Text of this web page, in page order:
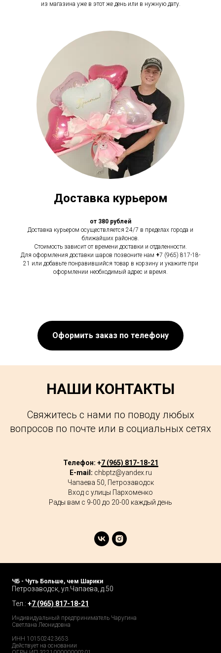
из магазина уже в этот же день или в нужную дату.
Доставка курьером
от 380 рублей
Доставка курьером осуществляется 24/7 в пределах города и
ближайших районов.
Стоимость зависит от времени доставки и отдаленности.
Для оформления доставки шаров позвоните нам +7 (965) 817-18-
21 или добавьте понравившийся товар в корзину и укажите при
оформлении необходимый адрес и время.
Оформить заказ по телефону
НАШИ КОНТАКТЫ
Свяжитесь с нами по поводу любых
вопросов по почте или в социальных сетях
Телефон: +7 (965) 817-18-21
E-mail: chbptz@yandex.ru
Чапаева 50, Петрозаводск
Вход с улицы Пархоменко
Рады вам с 9-00 до 20-00 каждый день
ЧБ - Чуть Больше, чем Шарики
Петрозаводск, ул.Чапаева, д.50
Тел.: +7 (965) 817-18-21
Индивидуальный предприниматель Чаругина
Светлана Леонидовна
ИНН 101502423653
Действует на основании